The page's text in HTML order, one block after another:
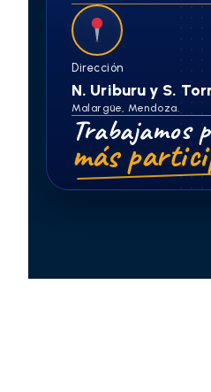
Dirección
N. Uriburu y S.
Malargüe, Mendoza.
Trabajamos
más